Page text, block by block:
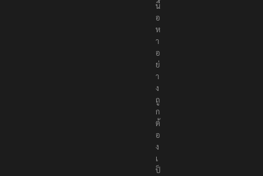
นื้
อ
ห
า
อ
ย่
า
ง
ถู
ก
ต้
อ
ง
เ
ป็